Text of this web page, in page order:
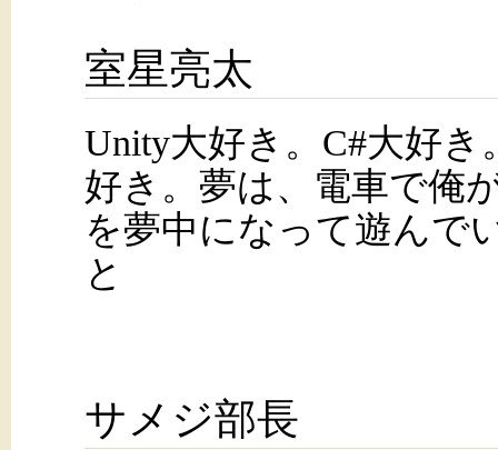
室星亮太
Unity大好き。C#大好き
好き。夢は、電車で俺
を夢中になって遊んで
と
サメジ部長